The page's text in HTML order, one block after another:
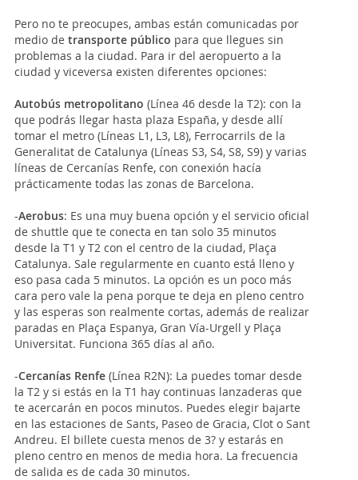
Pero no te preocupes, ambas están comunicadas por
medio de transporte público para que llegues sin
problemas a la ciudad. Para ir del aeropuerto a la
ciudad y viceversa existen diferentes opciones:
Autobús metropolitano (Línea 46 desde la T2): con la
que podrás llegar hasta plaza España, y desde allí
tomar el metro (Líneas L1, L3, L8), Ferrocarrils de la
Generalitat de Catalunya (Líneas S3, S4, S8, S9) y varias
líneas de Cercanías Renfe, con conexión hacía
prácticamente todas las zonas de Barcelona.
-Aerobus: Es una muy buena opción y el servicio oficial
de shuttle que te conecta en tan solo 35 minutos
desde la T1 y T2 con el centro de la ciudad, Plaça
Catalunya. Sale regularmente en cuanto está lleno y
eso pasa cada 5 minutos. La opción es un poco más
cara pero vale la pena porque te deja en pleno centro
y las esperas son realmente cortas, además de realizar
paradas en Plaça Espanya, Gran Vía-Urgell y Plaça
Universitat. Funciona 365 días al año.
-Cercanías Renfe (Línea R2N): La puedes tomar desde
la T2 y si estás en la T1 hay continuas lanzaderas que
te acercarán en pocos minutos. Puedes elegir bajarte
en las estaciones de Sants, Paseo de Gracia, Clot o Sant
Andreu. El billete cuesta menos de 3? y estarás en
pleno centro en menos de media hora. La frecuencia
de salida es de cada 30 minutos.